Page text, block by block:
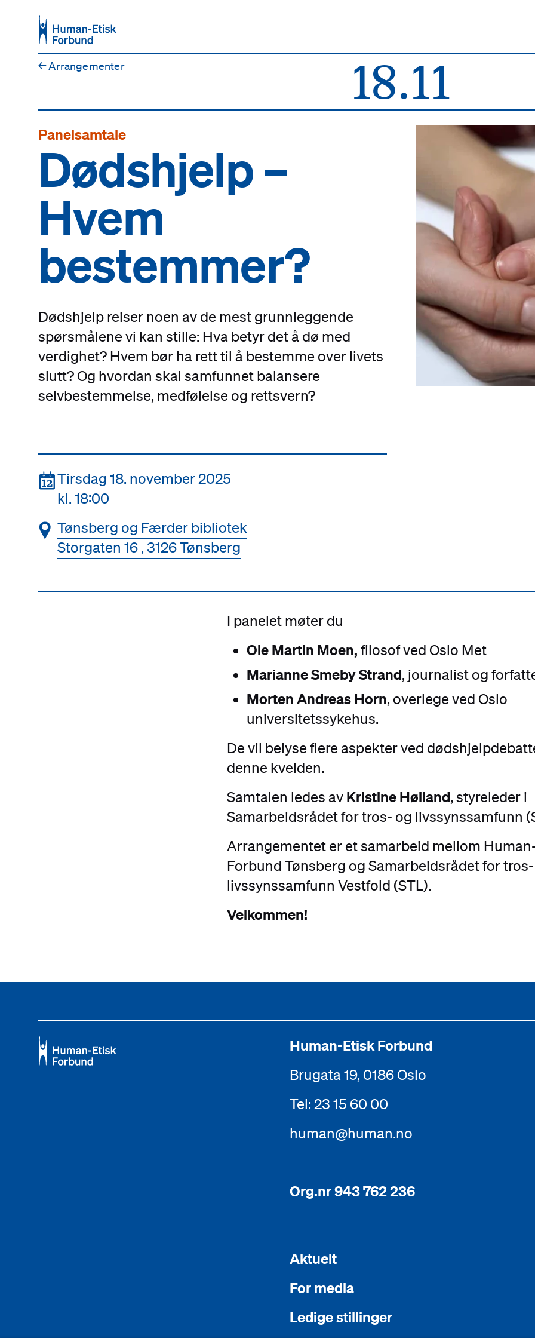
←Arrangementer 18.11
Panelsamtale
Dødshjelp –
Hvem
bestemmer?
Dødshjelp reiser noen av de mest grunnleggende
spørsmålene vi kan stille: Hva betyr det å dø med
verdighet? Hvem bør ha rett til å bestemme over livets
slutt? Og hvordan skal samfunnet balansere
selvbestemmelse, medfølelse og rettsvern?
📆Tirsdag 18. november 2025
kl. 18:00
📍 Tønsberg og Færder bibliotek
Storgaten 16 , 3126 Tønsberg
I panelet møter du
Ole Martin Moen, filosof ved Oslo Met
Marianne Smeby Strand, journalist og
Morten Andreas Horn, overlege ved Oslo
universitetssykehus.
De vil belyse flere aspekter ved
denne kvelden.
Samtalen ledes av Kristine Høiland, styreleder i
Samarbeidsrådet for tros- og livssynssamfunn
Arrangementet er et samarbeid mellom
Forbund Tønsberg og Samarbeidsrådet for
livssynssamfunn Vestfold (STL).
Velkommen!
Human-Etisk Forbund
Brugata 19, 0186 Oslo
Tel: 23 15 60 00
human@human.no
Org.nr 943 762 236
Aktuelt
For media
Ledige stillinger